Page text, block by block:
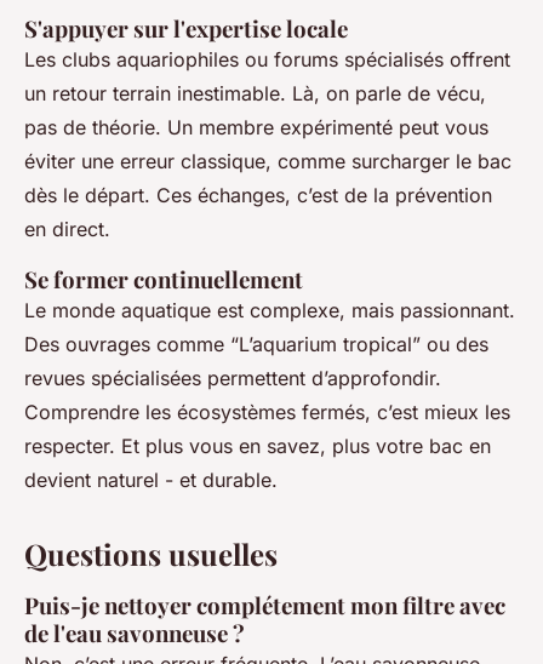
S'appuyer sur l'expertise locale
Les clubs aquariophiles ou forums spécialisés offrent
un retour terrain inestimable. Là, on parle de vécu,
pas de théorie. Un membre expérimenté peut vous
éviter une erreur classique, comme surcharger le bac
dès le départ. Ces échanges, c’est de la prévention
en direct.
Se former continuellement
Le monde aquatique est complexe, mais passionnant.
Des ouvrages comme “L’aquarium tropical” ou des
revues spécialisées permettent d’approfondir.
Comprendre les écosystèmes fermés, c’est mieux les
respecter. Et plus vous en savez, plus votre bac en
devient naturel - et durable.
Questions usuelles
Puis-je nettoyer complétement mon filtre avec
de l'eau savonneuse ?